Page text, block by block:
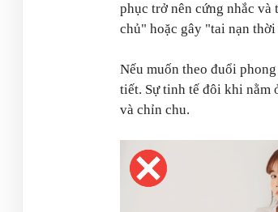
phục trở nên cứng nhắc và
chủ" hoặc gây "tai nạn
Nếu muốn theo đuổi
tiết. Sự tinh tế đôi khi nằm
và chỉn chu.